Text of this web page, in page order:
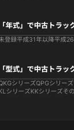
「年式」で中古トラッ
登録平成31年以降平成
「型式」で中古トラッ
シリーズQPGシリーズ
シリーズKKシリーズそ